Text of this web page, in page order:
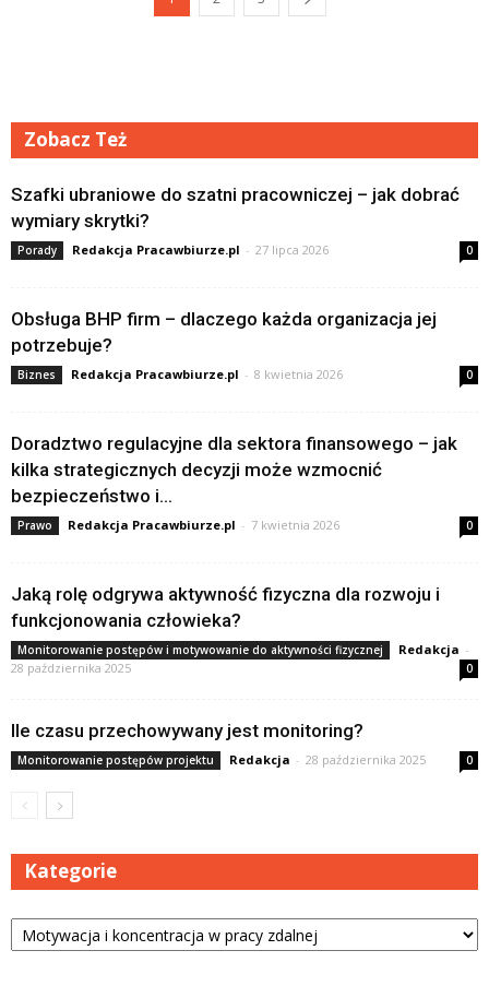
Zobacz Też
Szafki ubraniowe do szatni pracowniczej – jak dobrać
wymiary skrytki?
Porady Redakcja Pracawbiurze.pl - 27 lipca 2026 0
Obsługa BHP firm – dlaczego każda organizacja jej
potrzebuje?
Biznes Redakcja Pracawbiurze.pl - 8 kwietnia 2026 0
Doradztwo regulacyjne dla sektora finansowego – jak
kilka strategicznych decyzji może wzmocnić
bezpieczeństwo i...
Prawo Redakcja Pracawbiurze.pl - 7 kwietnia 2026 0
Jaką rolę odgrywa aktywność fizyczna dla rozwoju i
funkcjonowania człowieka?
Monitorowanie postępów i motywowanie do aktywności fizycznej Redakcja -
28 października 2025
0
Ile czasu przechowywany jest monitoring?
Monitorowanie postępów projektu Redakcja - 28 października 2025 0
Kategorie
Kategorie